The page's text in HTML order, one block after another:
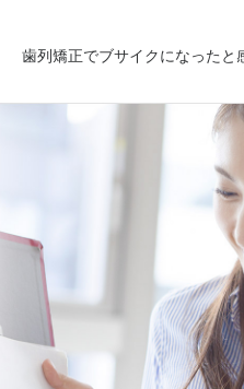
歯列矯正でブサイクになったと